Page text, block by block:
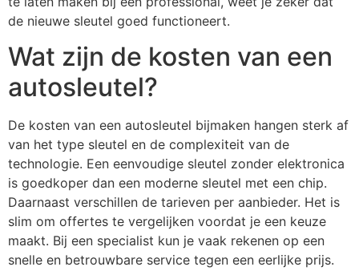
de nieuwe sleutel goed functioneert.
Wat zijn de kosten van een
autosleutel?
De kosten van een autosleutel bijmaken hangen sterk af
van het type sleutel en de complexiteit van de
technologie. Een eenvoudige sleutel zonder elektronica
is goedkoper dan een moderne sleutel met een chip.
Daarnaast verschillen de tarieven per aanbieder. Het is
slim om offertes te vergelijken voordat je een keuze
maakt. Bij een specialist kun je vaak rekenen op een
snelle en betrouwbare service tegen een eerlijke prijs.